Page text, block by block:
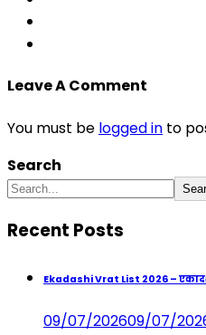
Leave A Comment
You must be logged in to
Search
Recent Posts
Ekadashi Vrat List 2026 –
09/07/202609/07/